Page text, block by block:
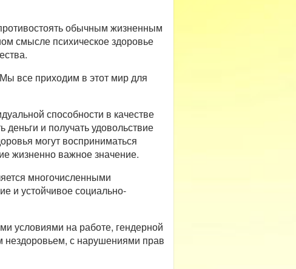
обычным жизненным
смысле психическое здоровье
все приходим в этот мир для
способности в качестве
и получать удовольствие
могут восприниматься
жизненно важное значение.
многочисленными
и устойчивое социально-
условиями на работе, гендерной
с нарушениями прав